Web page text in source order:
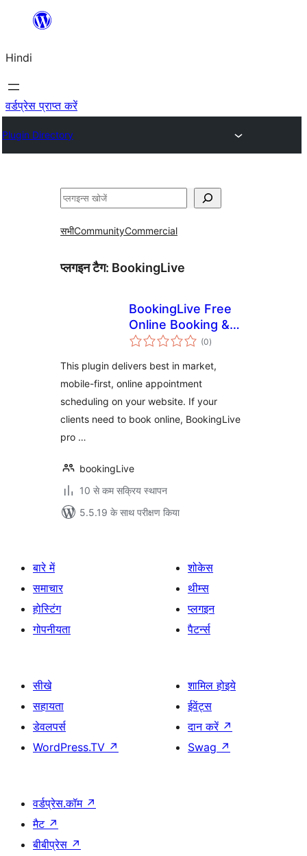
सामग्री
जाएं
Hindi
वर्डप्रेस प्राप्त करें
Plugin Directory
खोजें
सभीCommunityCommercial
प्लगइन टैग: BookingLive
BookingLive Free
Online Booking &
Scheduling System
(0कुल
दर)
This plugin delivers best in market,
mobile-first, online appointment
scheduling on your website. If your
clients need to book online, BookingLive
pro …
bookingLive
10 से कम सक्रिय स्थापन
5.5.19 के साथ परीक्षण किया
बारे में
समाचार
होस्टिंग
गोपनीयता
शोकेस
थीम्स
प्लगइन
पैटर्न्स
सीखे
सहायता
डेवलपर्स
WordPress.TV ↗
शामिल होइये
ईवेंट्स
दान करें ↗
Swag ↗
वर्डप्रेस.कॉम ↗
मैट ↗
बीबीप्रेस ↗